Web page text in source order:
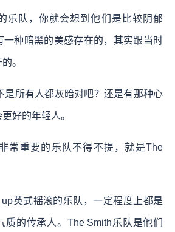
乐队，你就会想到他们是比较阴郁
一种暗黑的美感存在的，其实跟当时
。
是所有人都灰暗对吧？还是有那种心
好的年轻人。
常重要的乐队不得不提，就是The
英式摇滚的乐队，一定程度上都是
质的传承人。The Smith乐队是他们